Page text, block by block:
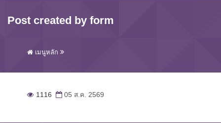
Post created by form
เมนูหลัก
1116 05 ส.ค. 2569